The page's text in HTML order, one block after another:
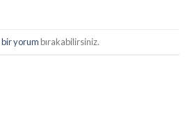
bir yorumbırakabilirsiniz.